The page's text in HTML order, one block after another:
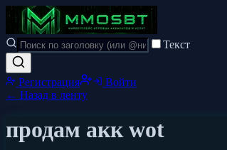
Текст
Регистрация
Войти
← Назад в ленту
продам акк wot